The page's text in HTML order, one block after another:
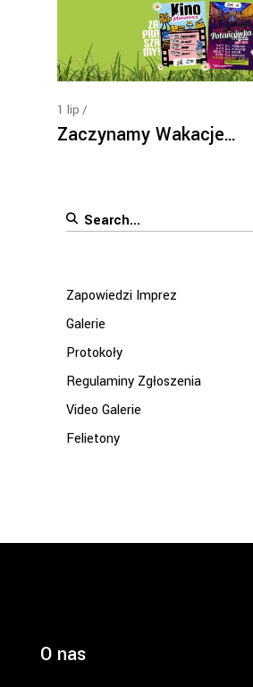
1 lip
Zaczynamy Wakacje…
Search
Zapowiedzi Imprez
Galerie
Protokoły
Regulaminy Zgłoszenia
Video Galerie
Felietony
O nas